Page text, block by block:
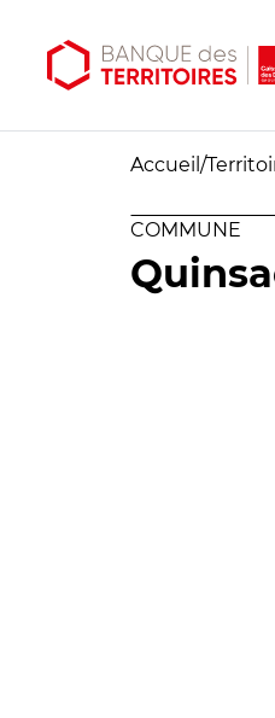
Accueil /
COMMUNE